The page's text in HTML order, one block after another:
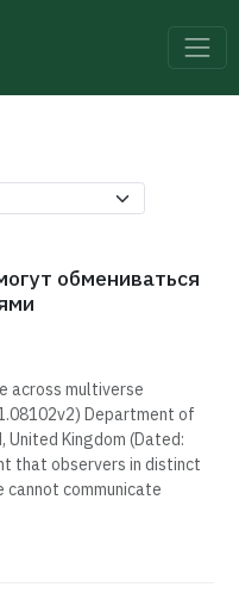
обмениваться
across multiverse
Department of
United Kingdom (Dated:
that observers in distinct
communicate